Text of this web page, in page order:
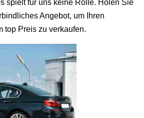
spielt für uns keine Rolle. Holen Sie
Angebot, um Ihren
top Preis zu verkaufen.